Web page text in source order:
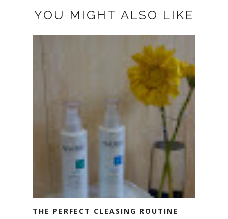
YOU MIGHT ALSO LIKE
THE PERFECT CLEASING ROUTINE